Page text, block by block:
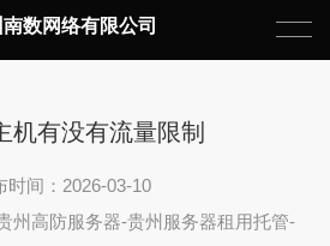
数网络有限公司
机有没有流量限制
时间：2026-03-10
州高防服务器-贵州服务器租用托管-